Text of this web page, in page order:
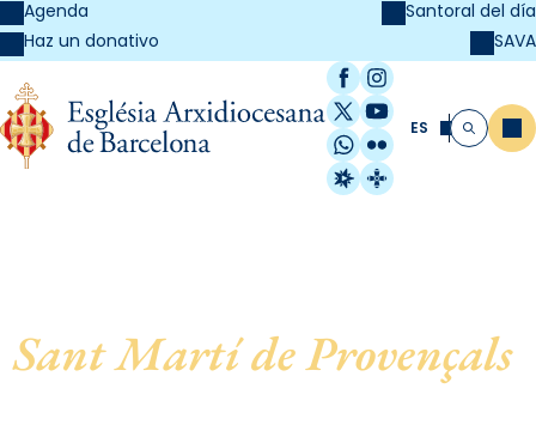
Agenda
Haz un donativo
Santoral del día
SAVA
Facebook
Instagram
X / Twitter
YouTube
WhatsApp
Flickr
Radio Estel
Catalunya
ES Buscar
Sant Martí de Provençals,